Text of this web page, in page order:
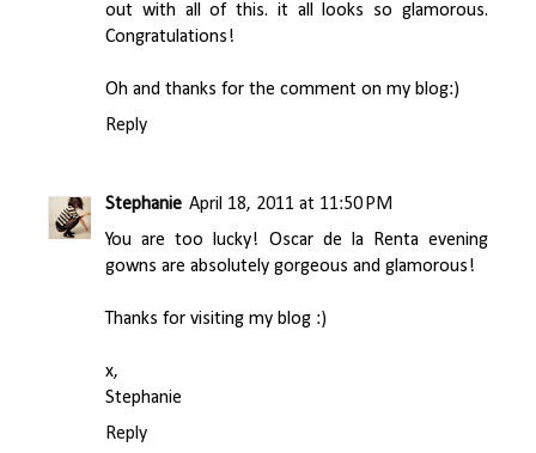
out with all of this. it all looks so glamorous.
Congratulations!
Oh and thanks for the comment on my blog:)
Reply
Stephanie April 18, 2011 at 11:50 PM
You are too lucky! Oscar de la Renta evening
gowns are absolutely gorgeous and glamorous!
Thanks for visiting my blog :)
x,
Stephanie
Reply